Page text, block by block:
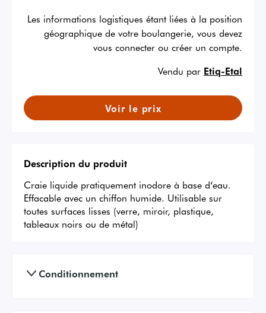
Les informations logistiques étant liées à la position
géographique de votre boulangerie, vous devez
vous connecter ou créer un compte.
Vendu par Etiq-Etal
Voir le prix
Description du produit
Craie liquide pratiquement inodore à base d‘eau.
Effacable avec un chiffon humide. Utilisable sur
toutes surfaces lisses (verre, miroir, plastique,
tableaux noirs ou de métal)
Conditionnement